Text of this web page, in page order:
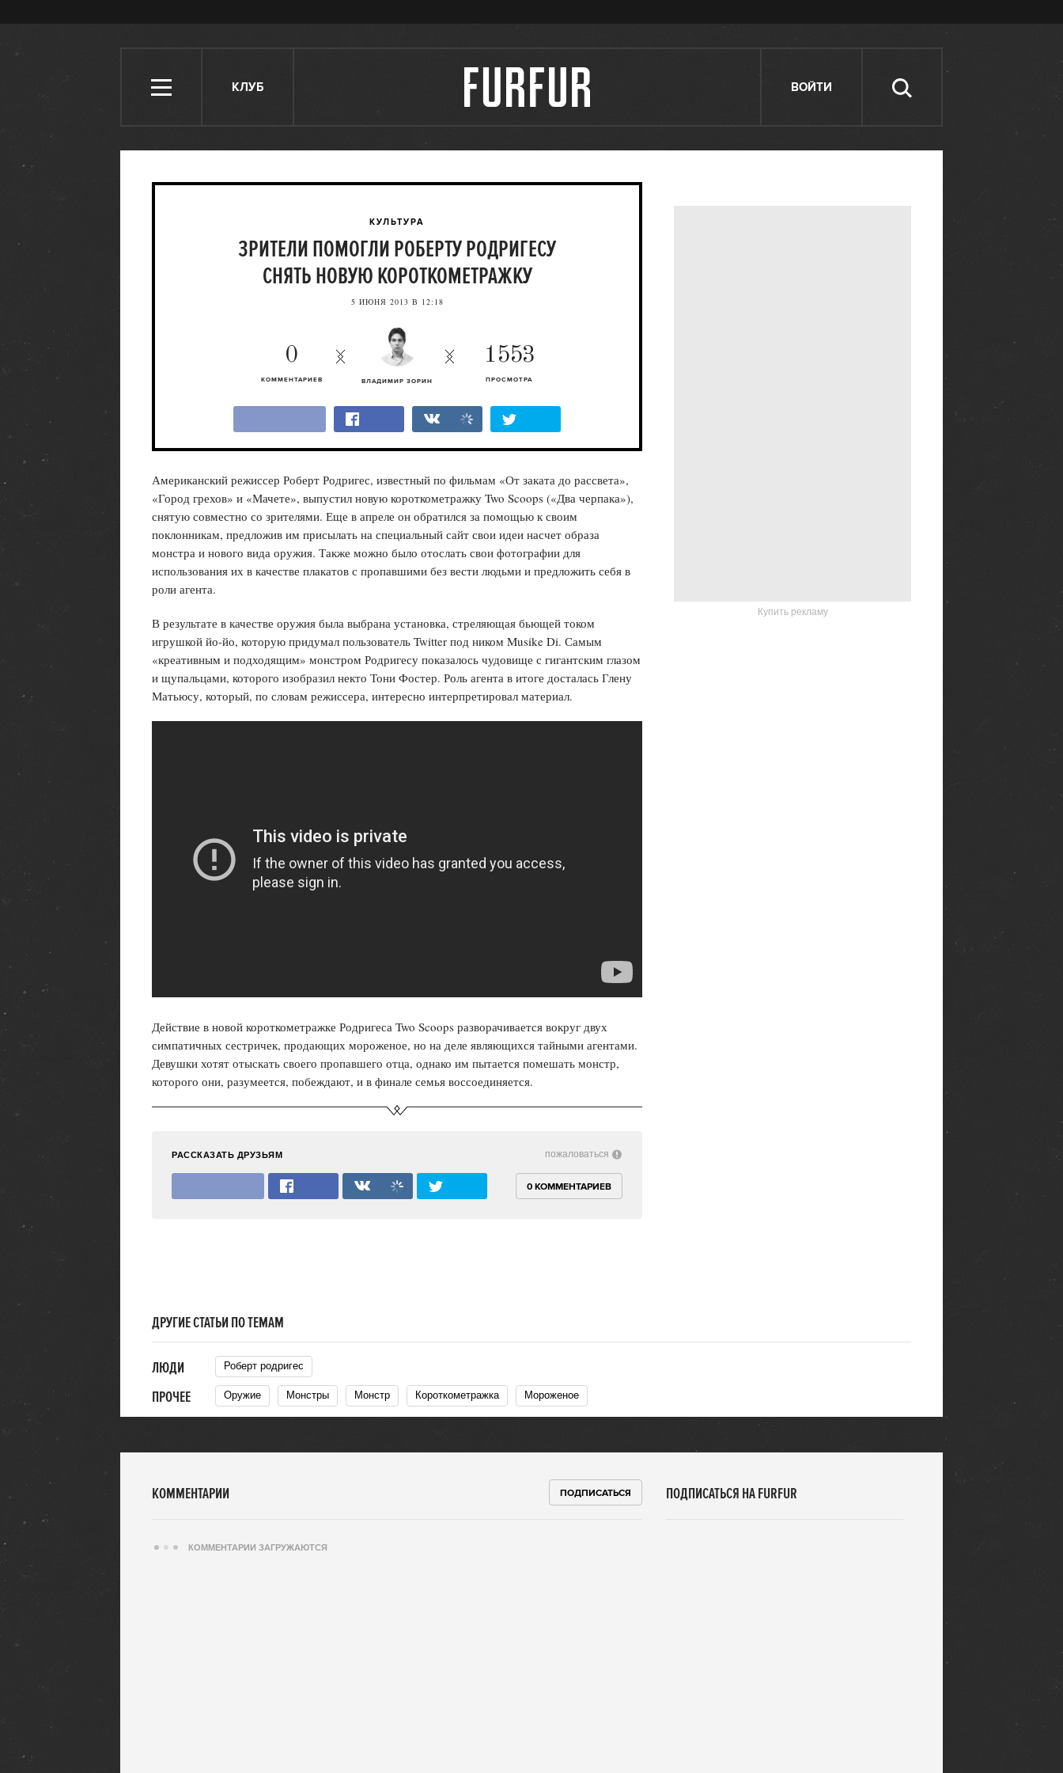
КЛУБ ВОЙТИ
КУЛЬТУРА
ЗРИТЕЛИ ПОМОГЛИ РОБЕРТУ РОДРИГЕСУ
СНЯТЬ НОВУЮ КОРОТКОМЕТРАЖКУ
5 ИЮНЯ 2013 В 12:18
ВЛАДИМИР ЗОРИН
1553
ПРОСМОТРА
0
КОММЕНТАРИЕВ
Американский режиссер Роберт Родригес, известный по фильмам «От заката до рассвета»,
«Город грехов» и «Мачете», выпустил новую короткометражку Two Scoops («Два черпака»),
снятую совместно со зрителями. Еще в апреле он обратился за помощью к своим
поклонникам, предложив им присылать на специальный сайт свои идеи насчет образа
монстра и нового вида оружия. Также можно было отослать свои фотографии для
использования их в качестве плакатов с пропавшими без вести людьми и предложить себя в
роли агента.
В результате в качестве оружия была выбрана установка, стреляющая бьющей током
игрушкой йо-йо, которую придумал пользователь Twitter под ником Musike Di. Самым
«креативным и подходящим» монстром Родригесу показалось чудовище с гигантским глазом
и щупальцами, которого изобразил некто Тони Фостер. Роль агента в итоге досталась Глену
Матьюсу, который, по словам режиссера, интересно интерпретировал материал.
Действие в новой короткометражке Родригеса Two Scoops разворачивается вокруг двух
симпатичных сестричек, продающих мороженое, но на деле являющихся тайными агентами.
Девушки хотят отыскать своего пропавшего отца, однако им пытается помешать монстр,
которого они, разумеется, побеждают, и в финале семья воссоединяется.
Купить рекламу
РАССКАЗАТЬ ДРУЗЬЯМ
0 КОММЕНТАРИЕВ
пожаловаться
ДРУГИЕ СТАТЬИ ПО ТЕМАМ
ЛЮДИ Роберт родригес
ПРОЧЕЕ Оружие Монстры Монстр Короткометражка Мороженое
КОММЕНТАРИИ ПОДПИСАТЬСЯ
КОММЕНТАРИИ ЗАГРУЖАЮТСЯ
ПОДПИСАТЬСЯ НА FURFUR